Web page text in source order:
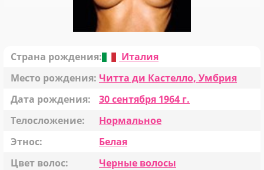
Страна рождения:
Италия
Место рождения: Читта ди Кастелло, Умбрия
Дата рождения:
30 сентября 1964 г.
Телосложение:
Нормальное
Этнос:
Белая
Цвет волос:
Черные волосы